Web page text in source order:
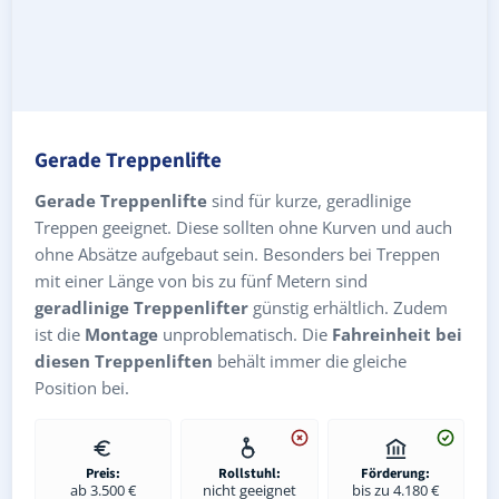
Gerade Treppenlifte
Gerade Treppenlifte sind für kurze, geradlinige
Treppen geeignet. Diese sollten ohne Kurven und auch
ohne Absätze aufgebaut sein. Besonders bei Treppen
mit einer Länge von bis zu fünf Metern sind
geradlinige Treppenlifter günstig erhältlich. Zudem
ist die Montage unproblematisch. Die Fahreinheit bei
diesen Treppenliften behält immer die gleiche
Position bei.
Preis:
ab 3.500 €
Rollstuhl:
nicht geeignet
Förderung:
bis zu 4.180 €